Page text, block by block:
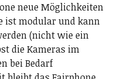
neue Möglichkeiten
ist modular und kann
(nicht wie ein
die Kameras im
bei Bedarf